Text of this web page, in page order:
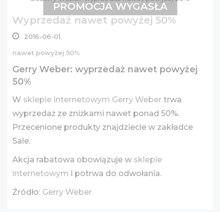
Wyprzedaż nawet powyżej 50%
2016-06-01
nawet powyżej 50%
Gerry Weber: wyprzedaż nawet powyżej
50%
W sklepie internetowym Gerry Weber trwa
wyprzedaż ze zniżkami nawet ponad 50%.
Przecenione produkty znajdziecie w zakładce
Sale.
Akcja rabatowa obowiązuje w sklepie
internetowym i potrwa do odwołania.
Źródło: Gerry Weber
PROMOCJA WYGASŁA